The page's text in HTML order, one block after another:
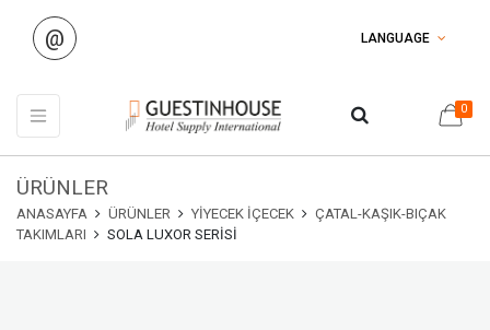
@ LANGUAGE
0
ÜRÜNLER
ANASAYFA ÜRÜNLER YIYECEK İÇECEK
ÇATAL-KAŞIK-BIÇAK
TAKIMLARI
SOLA LUXOR SERISI